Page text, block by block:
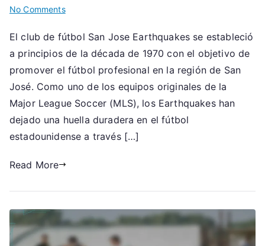
No Commentson
Jose
Earthquakes:
Orígenes
del
club,
histórico,
Logros
El club de fútbol San Jose Earthquakes se estableció
a principios de la década de 1970 con el objetivo de
promover el fútbol profesional en la región de San
José. Como uno de los equipos originales de la
Major League Soccer (MLS), los Earthquakes han
dejado una huella duradera en el fútbol
estadounidense a través […]
Read More